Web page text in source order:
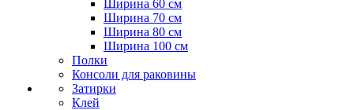
Ширина 60 см
Ширина 70 см
Ширина 80 см
Ширина 100 см
Полки
Консоли для раковины
Затирки
Клей